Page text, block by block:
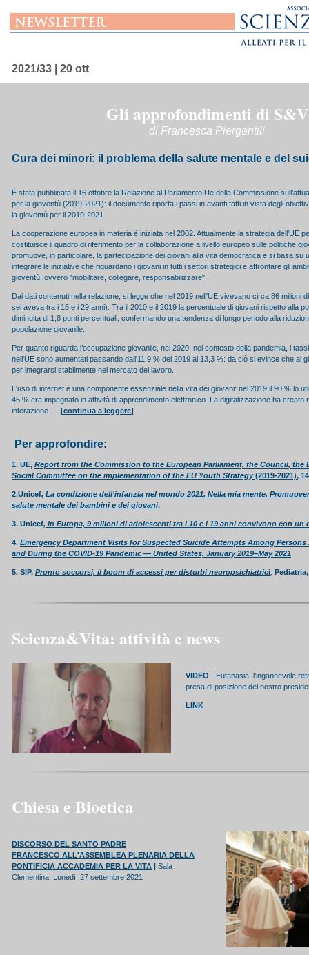
2021/33 | 20 ott
Gli approfondimenti di S&V
di Francesca Piergentili
Cura dei minori: il problema della salute mentale e del
È stata pubblicata il 16 ottobre la Relazione al Parlamento Ue della Commissione
per la gioventù (2019-2021): il documento riporta i passi in avanti fatti in vista degli
la gioventù per il 2019-2021.
La cooperazione europea in materia è iniziata nel 2002. Attualmente la strategia dell'UE
costituisce il quadro di riferimento per la collaborazione a livello europeo sulle politiche
promuove, in particolare, la partecipazione dei giovani alla vita democratica e si basa su
integrare le iniziative che riguardano i giovani in tutti i settori strategici e affrontare gli
gioventù, ovvero "mobilitare, collegare, responsabilizzare".
Dai dati contenuti nella relazione, si legge che nel 2019 nell'UE vivevano circa 86 milioni
sei aveva tra i 15 e i 29 anni). Tra il 2010 e il 2019 la percentuale di giovani rispetto alla
diminuita di 1,8 punti percentuali, confermando una tendenza di lungo periodo alla
popolazione giovanile.
Per quanto riguarda l’occupazione giovanile, nel 2020, nel contesto della pandemia, i
nell'UE sono aumentati passando dall'11,9 % del 2019 al 13,3 %: da ciò si evince che ai
per integrarsi stabilmente nel mercato del lavoro.
L'uso di internet è una componente essenziale nella vita dei giovani: nel 2019 il 90 % lo
45 % era impegnato in attività di apprendimento elettronico. La digitalizzazione ha creato
interazione .... [continua a leggere]
Per approfondire:
1. UE, Report from the Commission to the European Parliament, the Council, the
Social Committee on the implementation of the EU Youth Strategy(2019-2021),
2.Unicef, La condizione dell’infanzia nel mondo 2021. Nella mia mente.
salute mentale dei bambini e dei giovani.
3. Unicef, In Europa, 9 milioni di adolescenti tra i 10 e i 19 anni convivono con un
4. Emergency Department Visits for Suspected Suicide Attempts Among Persons
and During the COVID-19 Pandemic — United States, January 2019–May 2021
5. SIP, Pronto soccorsi, il boom di accessi per disturbi neuropsichiatrici
Scienza&Vita: attività e news
VIDEO - Eutanasia: l'ingannevole
presa di posizione del nostro
LINK
Chiesa e Bioetica
DISCORSO DEL SANTO PADRE
FRANCESCO ALL'ASSEMBLEA PLENARIA DELLA
PONTIFICIA ACCADEMIA PER LA VITA | Sala
Clementina, Lunedì, 27 settembre 2021